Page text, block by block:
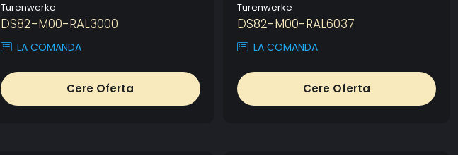
Turenwerke
DS82-M00-RAL3000
LA COMANDA
Cere Oferta
Turenwerke
DS82-M00-RAL6037
LA COMANDA
Cere Oferta